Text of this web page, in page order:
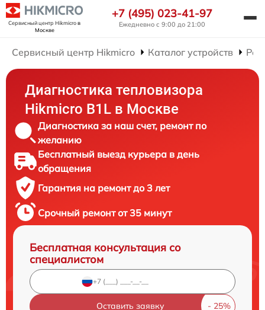
Сервисный центр Hikmicroв
Москве
+7 (495) 023-41-97
Ежедневно с 9:00 до 21:00
Сервисный центр Hikmicro Каталог устройств
Диагностика тепловизора
Hikmicro B1L в Москве
Диагностика за наш счет, ремонт по
желанию
Бесплатный выезд курьера в день
обращения
Гарантия на ремонт до 3 лет
Срочный ремонт от 35 минут
Бесплатная консультация со
специалистом
Оставить заявку